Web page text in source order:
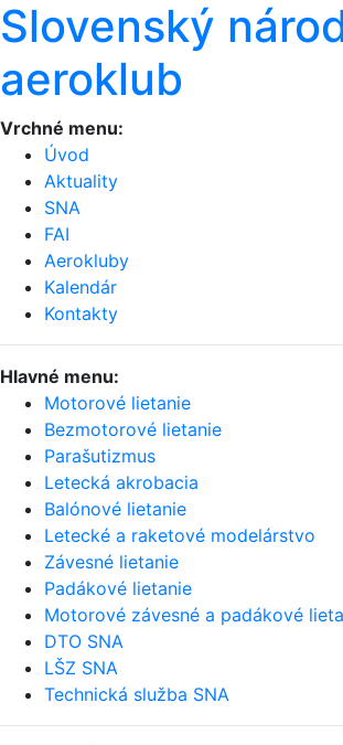
Slovenský
aeroklub
Vrchné menu:
Úvod
Aktuality
SNA
FAI
Aerokluby
Kalendár
Kontakty
Hlavné menu:
Motorové lietanie
Bezmotorové lietanie
Parašutizmus
Letecká akrobacia
Balónové lietanie
Letecké a raketové modelárstvo
Závesné lietanie
Padákové lietanie
Motorové závesné a padákové
DTO SNA
LŠZ SNA
Technická služba SNA